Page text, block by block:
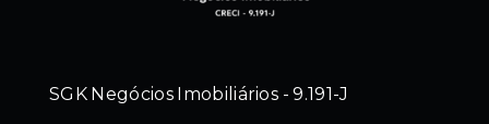
SGK Negócios Imobiliários - 9.191-J